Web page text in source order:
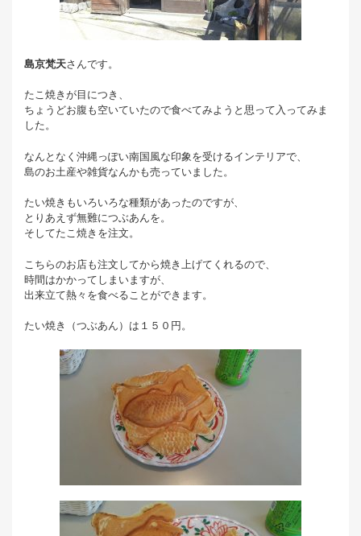
島京梵天さんです。
たこ焼きが目につき、
ちょうどお腹も空いていたので食べてみようと思って入ってみま
した。
なんとなく沖縄っぽい南国風な印象を受けるインテリアで、
島のお土産や雑貨なんかも売っていました。
たい焼きもいろいろな種類があったのですが、
とりあえず無難につぶあんを。
そしてたこ焼きを注文。
こちらのお店も注文してから焼き上げてくれるので、
時間はかかってしまいますが、
出来立て熱々を食べることができます。
たい焼き（つぶあん）は１５０円。